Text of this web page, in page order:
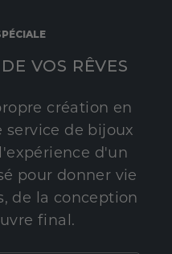
VOS RÊVES
création en
service de bijoux
d'un
pour donner vie
de la conception
final.